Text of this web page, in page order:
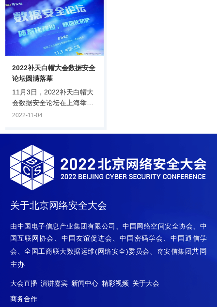
应用尚处于初级阶段，我们
看看本届RSAC大会上专家
如何解读ChatGPT在网络安
全领域的应用。
2022补天白帽大会数据安全
论坛圆满落幕
11月3日，2022补天白帽大
会数据安全论坛在上海举
行，论坛由国家工业信息安
团共同主办，以“体系化建
设，精细化防护”为主题，邀
请政府、行业、厂商嘉宾，
聚焦数据安全现阶段的问题
与挑战，共同探讨数据安全
治理方案及体系化建设的思
路。近年来，国家数据安全
法律框架体系和工作组的体
动提出了基础的框架和基本
的法律法规准则，不仅明确
了安全红线，也为各方明确
了监管责任.
2022-11-04
关于北京网络安全大会
由中国电子信息产业集团有限公司、中国网络空间安全协会、中
国互联网协会、中国友谊促进会、中国密码学会、中国通信学
会、全国工商联大数据运维(网络安全)委员会、奇安信集团共同
主办
大会直播 演讲嘉宾 新闻中心 精彩视频 关于大会
商务合作